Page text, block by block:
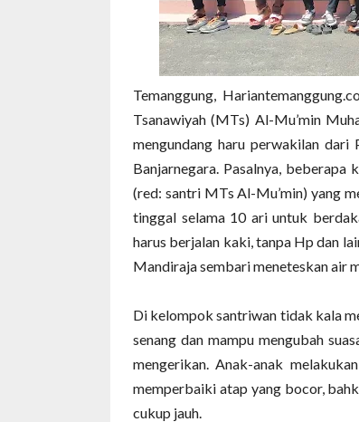
Temanggung,
Tsanawiyah (MTs) Al-Mu’min
mengundang haru perwakilan
Banjarnegara. Pasalnya,
(red: santri MTs Al-Mu’min) yang
tinggal selama 10 ari untuk
harus berjalan kaki, tanpa Hp dan
Mandiraja sembari meneteskan air
Di kelompok santriwan tidak kala
senang dan mampu mengubah
mengerikan. Anak-anak
memperbaiki atap yang bocor,
cukup jauh.